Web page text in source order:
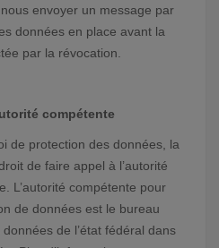
envoyer un message par
données en place avant la
par la révocation.
compétente
de protection des données, la
de faire appel à l’autorité
L’autorité compétente pour
de données est le bureau
de l’état fédéral dans